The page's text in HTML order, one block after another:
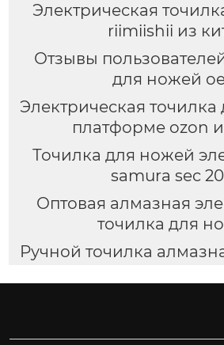
Электрическая
riimiishii из
Отзывы
для ножей
Электрическая
платформе ozon
Точилка для ножей
samura sec
Оптовая алмазная
точилка для
Ручной точилка